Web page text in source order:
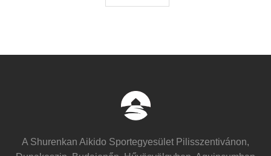
A Shurenkan Aikido Sportegyesület Pilisszentivánon,